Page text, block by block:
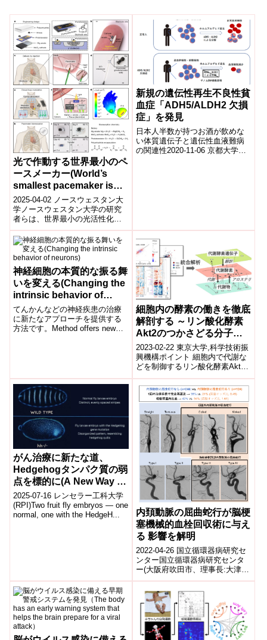
光で作動する世界最小のペ
ースメーカー(World’s
smallest pacemaker is
activated by light)
2025-04-02 ノースウェスタン大
学​ノースウェスタン大学の研究
者らは、世界最小の光活性化型
ペースメーカーを開発しまし
た。​このペースメーカーは、米
粒より...
新規の遺伝性再生不良性貧
血症「ADH5/ALDH2 欠損
症」を発見
日本人半数が持つお酒が飲めな
い体質遺伝子と遺伝性血液難病
の関連性2020-11-06 京都大学高
神経細胞の本質的な振る舞
いを変える(Changing the
intrinsic behavior of
neurons)
てんかんなどの神経疾患の治療
に新たなアプローチを提供する
方法です。Method offers new
細胞内の酵素の働きを徹底
解剖する ～リン酸化酵素
Akt2のつかさどる分子ネ
ットワークの解明～
2023-02-22 東京大学,科学技術振
興機構ポイント 細胞内で代謝な
どを制御するリン酸化酵素Akt2
がつかさどる分子ネットワーク
を同定しました。 骨格筋細胞...
がん治療に新たな道、
Hedgehogタンパク質の弱
点を標的に(A New Way to
Treat Cancer: Targeting
the “Hedgehog”
Protein’s Hidden
2025-07-16 レンセラー工科大学
(RPI)Two fruit fly embryos — one
normal, one with the HedgeH...
内頚動脈の屈曲蛇行が脳梗
塞機械的血栓回収術に与え
る 影響を解明
2022-04-26 国立循環器病研究セ
ンター国立循環器病研究センタ
ー(大阪府吹田市、理事長:大津欣
也、略称:国循)の脳血管内科髙下
の...